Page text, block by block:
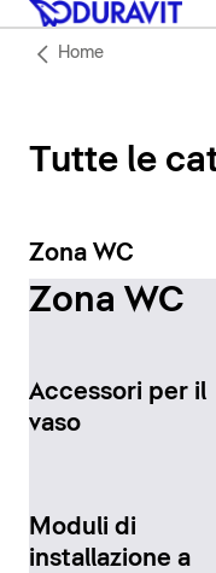
Home
Tutte le
Zona WC
Zona WC
Accessori per il
vaso
Moduli di
installazione a